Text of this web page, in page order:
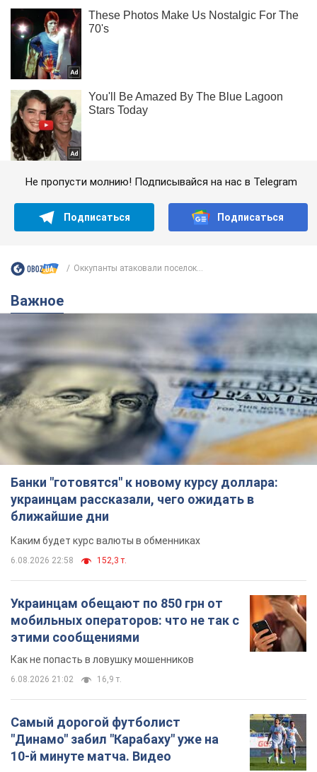
Не пропусти молнию! Подписывайся на нас в Telegram
Подписаться Подписаться
Оккупанты атаковали поселок...
Важное
Банки "готовятся" к новому курсу доллара:
украинцам рассказали, чего ожидать в
ближайшие дни
Каким будет курс валюты в обменниках
6.08.2026 22:58 152,3 т.
Украинцам обещают по 850 грн от
мобильных операторов: что не так с
этими сообщениями
Как не попасть в ловушку мошенников
6.08.2026 21:02 16,9 т.
Самый дорогой футболист
"Динамо" забил "Карабаху" уже на
10-й минуте матча. Видео